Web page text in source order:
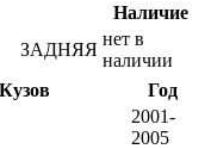
Наличие
ЗАДНЯЯ
нет в
наличии
Кузов
Год
2001-
2005